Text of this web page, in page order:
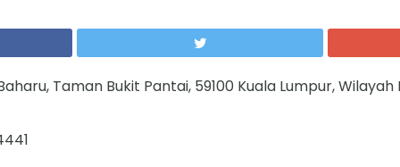
Taman Bukit Pantai, 59100 Kuala Lumpur,